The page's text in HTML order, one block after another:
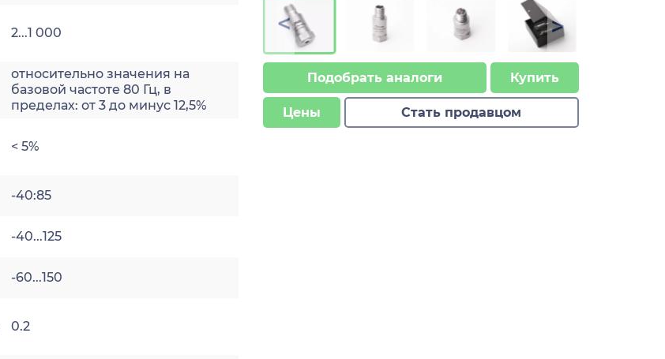
2...1 000
относительно значения на
базовой частоте 80 Гц, в
пределах: от 3 до минус 12,5%
< 5%
-40:85
-40...125
-60...150
0.2
> >
Подобрать аналоги Купить
Цены Стать продавцом